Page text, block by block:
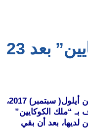
اعتقال “ملك الكوكايين” بعد 23
أعلنت السلطات الإيطالية في الرابع من أيلول( سبتمبر) 2017،
بـ “ملك الكوكايين”
لديها، بعد أن بقي